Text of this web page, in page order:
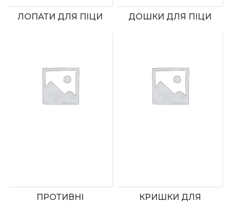
ЛОПАТИ ДЛЯ ПІЦИ ДОШКИ ДЛЯ ПІЦИ
ПРОТИВНІ
КРИШКИ ДЛЯ